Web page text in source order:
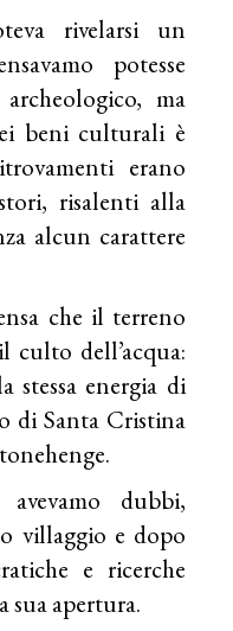
rivelarsi un
potesse
ma
beni culturali è
erano
risalenti alla
alcun carattere
che il terreno
culto dell’acqua:
stessa energia di
di Santa Cristina
dubbi,
villaggio e dopo
e ricerche
sua apertura.